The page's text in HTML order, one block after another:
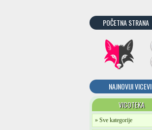
POČETNA STRANA
NAJNOVIJI VICEVI
VICOTEKA
» Sve kategorije